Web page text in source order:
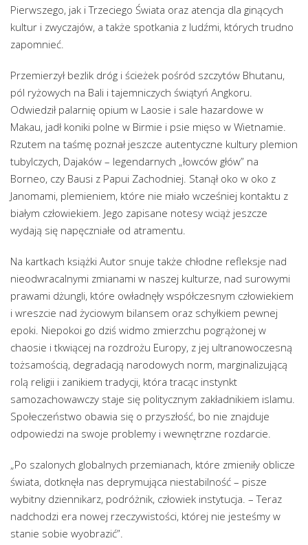
Pierwszego, jak i Trzeciego Świata oraz atencja dla ginących
kultur i zwyczajów, a także spotkania z ludźmi, których trudno
zapomnieć.
Przemierzył bezlik dróg i ścieżek pośród szczytów Bhutanu,
pól ryżowych na Bali i tajemniczych świątyń Angkoru.
Odwiedził palarnię opium w Laosie i sale hazardowe w
Makau, jadł koniki polne w Birmie i psie mięso w Wietnamie.
Rzutem na taśmę poznał jeszcze autentyczne kultury plemion
tubylczych, Dajaków – legendarnych „łowców głów” na
Borneo, czy Bausi z Papui Zachodniej. Stanął oko w oko z
Janomami, plemieniem, które nie miało wcześniej kontaktu z
białym człowiekiem. Jego zapisane notesy wciąż jeszcze
wydają się napęczniałe od atramentu.
Na kartkach książki Autor snuje także chłodne refleksje nad
nieodwracalnymi zmianami w naszej kulturze, nad surowymi
prawami dżungli, które owładnęły współczesnym człowiekiem
i wreszcie nad życiowym bilansem oraz schyłkiem pewnej
epoki. Niepokoi go dziś widmo zmierzchu pogrążonej w
chaosie i tkwiącej na rozdrożu Europy, z jej ultranowoczesną
tożsamością, degradacją narodowych norm, marginalizującą
rolą religii i zanikiem tradycji, która tracąc instynkt
samozachowawczy staje się politycznym zakładnikiem islamu.
Społeczeństwo obawia się o przyszłość, bo nie znajduje
odpowiedzi na swoje problemy i wewnętrzne rozdarcie.
„Po szalonych globalnych przemianach, które zmieniły oblicze
świata, dotknęła nas deprymująca niestabilność – pisze
wybitny dziennikarz, podróżnik, człowiek instytucja. – Teraz
nadchodzi era nowej rzeczywistości, której nie jesteśmy w
stanie sobie wyobrazić”.